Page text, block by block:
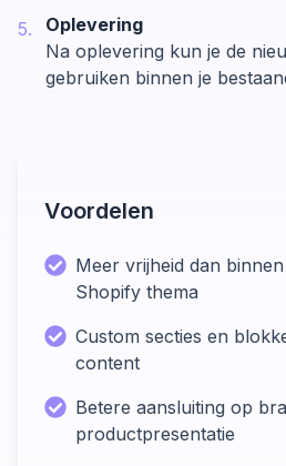
5.
Oplevering
Na oplevering kun je de
gebruiken binnen je
Voordelen
Meer vrijheid dan
Shopify thema
Custom secties en
content
Betere aansluiting op
productpresentatie